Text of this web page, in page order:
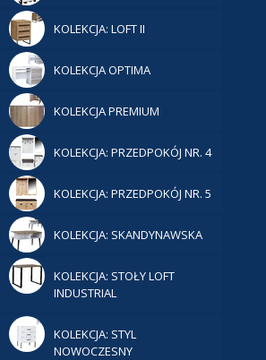
KOLEKCJA: LOFT II
KOLEKCJA OPTIMA
KOLEKCJA PREMIUM
KOLEKCJA: PRZEDPOKÓJ NR. 4
KOLEKCJA: PRZEDPOKÓJ NR. 5
KOLEKCJA: SKANDYNAWSKA
KOLEKCJA: STOŁY LOFT
INDUSTRIAL
KOLEKCJA: STYL
NOWOCZESNY